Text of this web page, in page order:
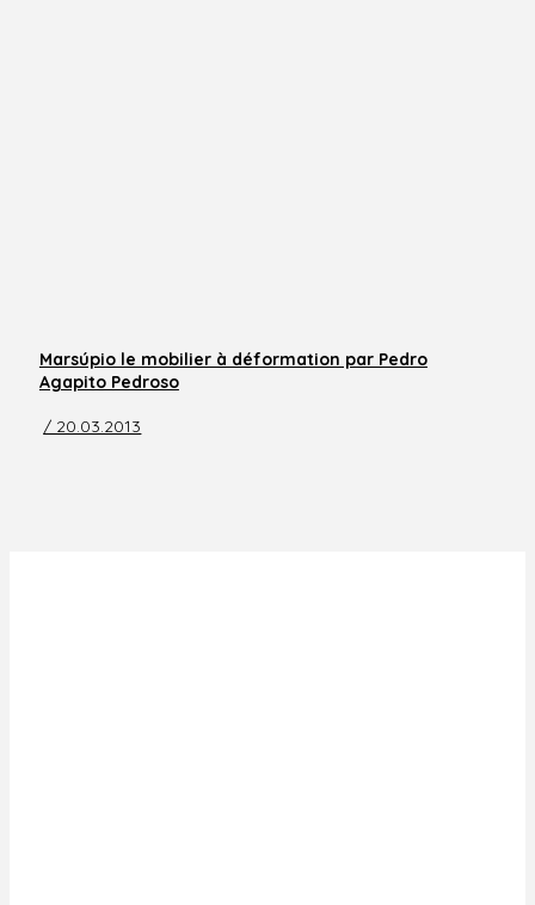
Marsúpio le mobilier à déformation par Pedro
Agapito Pedroso
/ 20.03.2013